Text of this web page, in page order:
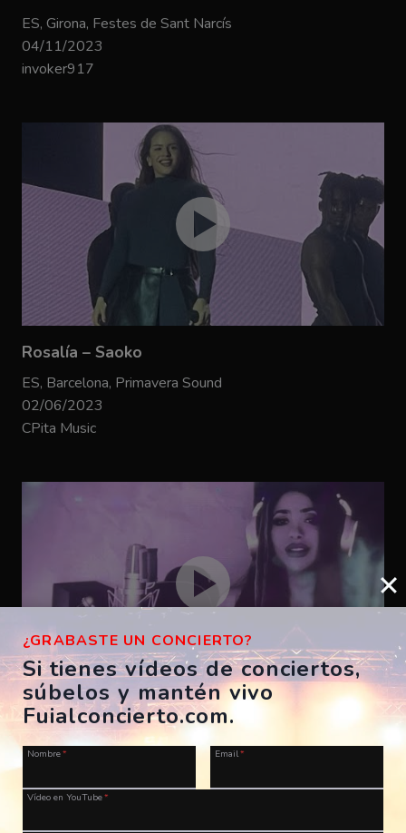
ES, Girona, Festes de Sant Narcís
04/11/2023
invoker917
Rosalía – Saoko
ES, Barcelona, Primavera Sound
02/06/2023
CPita Music
Bizarrap – SHAKIRA BZRP #53
ES, A Coruña, Morriña Festival
28/07/2023
CPita Music
¿GRABASTE UN CONCIERTO?
Si tienes vídeos de conciertos,
súbelos y mantén vivo
Fuialconcierto.com.
Nombre* Email*
Vídeo en YouTube*